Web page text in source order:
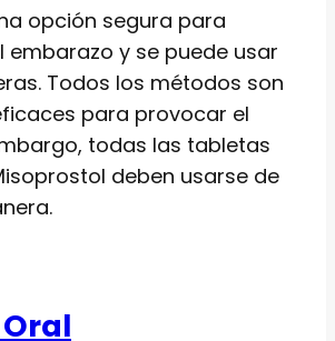
opción segura para
embarazo y se puede usar
Todos los métodos son
para provocar el
todas las tabletas
deben usarse de